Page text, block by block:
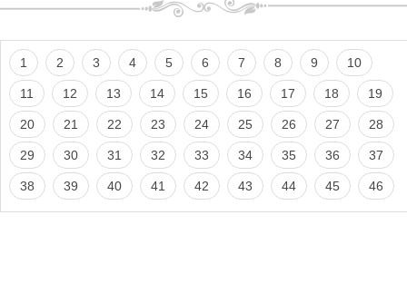
1 2 3 4 5 6 7 8 9 10
11 12 13 14 15 16 17 18 19
20 21 22 23 24 25 26 27 28
29 30 31 32 33 34 35 36 37
38 39 40 41 42 43 44 45 46